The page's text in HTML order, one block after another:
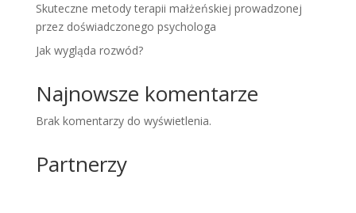
Skuteczne metody terapii małżeńskiej prowadzonej
przez doświadczonego psychologa
Jak wygląda rozwód?
Najnowsze komentarze
Brak komentarzy do wyświetlenia.
Partnerzy